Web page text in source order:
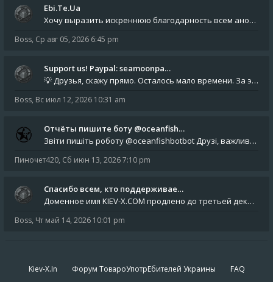
Ebi.Te.Ua
Хочу выразить искреннюю благодарность всем анонимным пользователям, которые поддержали наше сообщество финансово. Благод
Boss, Ср авг 05, 2026 6:45 pm
Support us! Paypal: seamoonpa…
💡 Друзья, скажу прямо. Осталось мало времени. За это время нам нужно закрыть последние обязательные расходы: около 500
Boss, Вс июл 12, 2026 10:31 am
Отчёты пишите боту @oceanfish…
Звіти пишіть роботу @oceanfishbotbot Друзі, важливе повідомлення для учасників форума. Основне звернення опублікован
Пиночет420, Сб июн 13, 2026 7:10 pm
Спасибо всем, кто поддерживае…
Доменное имя KIEV-X.COM продлено до третьей декады августа 2027 года! Спасибо всем анонимным пользователям, которые по
Boss, Чт май 14, 2026 10:01 pm
Kiev-X.In Форум ТовароУпотрЕбителей Украины FAQ